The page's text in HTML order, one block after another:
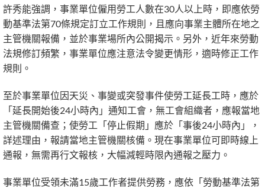
許秀能強調，事業單位僱用勞工人數在30人以上時，即應依勞
動基準法第70條規定訂立工作規則，且應向事業主體所在地之
主管機關報備，並於事業場所內公開揭示。另外，近年來勞動
法規修訂頻繁，事業單位應注意法令變更情形，適時修正工作
規則。
至於事業單位因天災、事變或突發事件使勞工延長工時，應於
「延長開始後24小時內」通知工會，無工會組織者，應報當地
主管機關備查；使勞工「停止假期」應於「事後24小時內」，
詳述理由，報請當地主管機關核備。現在事業單位可即時線上
通報，無需再行文報核，大幅減輕時限內通報之壓力。
事業單位受領未滿15歲工作者提供勞務，應依「勞動基準法第